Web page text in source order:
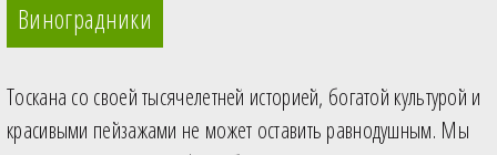
Виноградники
Тоскана со своей тысячелетней историей, богатой культурой и
красивыми пейзажами не может оставить равнодушным. Мы